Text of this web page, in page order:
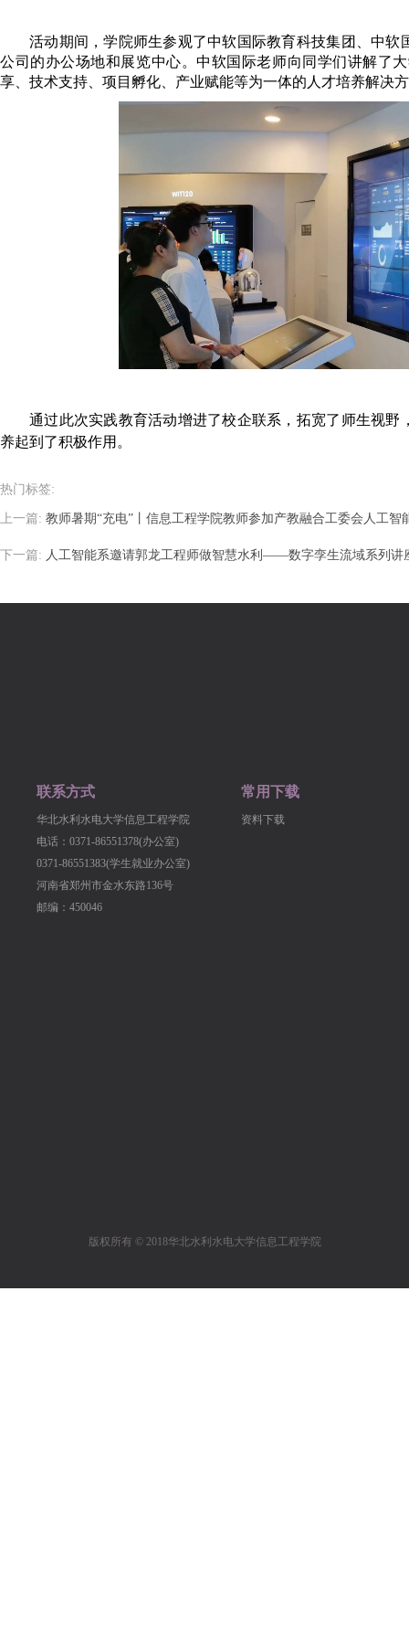
活动期间，学院师生参观了中软国际教育科技集团、中
公司的办公场地和展览中心。中软国际老师向同学们讲解了
享、技术支持、项目孵化、产业赋能等为一体的人才培养解决
通过此次实践教育活动增进了校企联系，拓宽了师生视
养起到了积极作用。
热门标签:
上一篇: 教师暑期“充电”丨信息工程学院教师参加产教融合工委会人工智
下一篇: 人工智能系邀请郭龙工程师做智慧水利——数字孪生流域系列讲
联系方式
华北水利水电大学信息工程学院
电话：0371-86551378(办公室)
0371-86551383(学生就业办公室)
河南省郑州市金水东路136号
邮编：450046
常用下载
资料下载
版权所有 © 2018华北水利水电大学信息工程学院